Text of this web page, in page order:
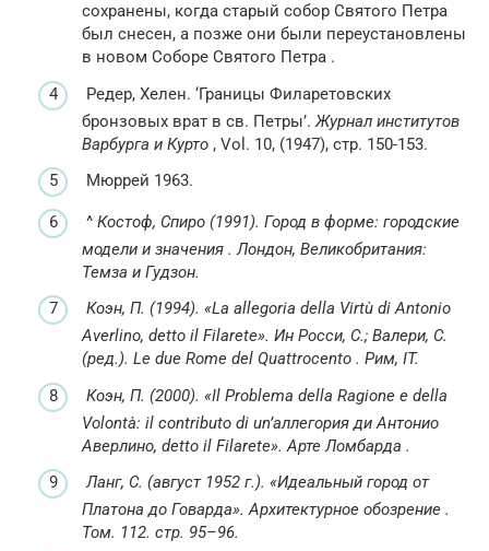
сохранены, когда старый собор Святого Петра
был снесен, а позже они были переустановлены
в новом Соборе Святого Петра .
Редер, Хелен. ‘Границы Филаретовских
бронзовых врат в св. Петры’.Журнал институтов
Варбурга и Курто , Vol. 10, (1947), стр. 150-153.
Мюррей 1963.
^ Костоф, Спиро (1991). Город в форме: городские
модели и значения .Лондон, Великобритания:
Темза и Гудзон.
Коэн, П. (1994). «La allegoria della Virtù di Antonio
Averlino, detto il Filarete». Ин Росси, С.; Валери, С.
(ред.). Le due Rome del Quattrocento . Рим, IT.
Коэн, П. (2000). «Il Problema della Ragione e della
Volontà: il contributo di un’аллегория ди Антонио
Аверлино, detto il Filarete».Арте Ломбарда .
Ланг, С. (август 1952 г.). «Идеальный город от
Платона до Говарда».Архитектурное обозрение .
Том. 112. стр. 95–96.